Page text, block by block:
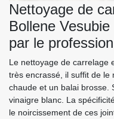
Nettoyage de
Bollene
par le
Le nettoyage de carrelage
très encrassé, il suffit de le
chaude et un balai brosse.
vinaigre blanc. La
le noircissement de ces